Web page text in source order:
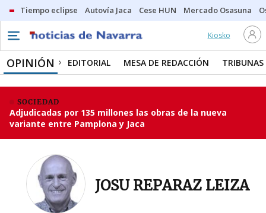
Tiempo eclipse Autovía Jaca Cese HUN Mercado Osasuna
Kiosko
OPINIÓN EDITORIAL MESA DE REDACCIÓN TRIBUNAS
SOCIEDAD
Adjudicadas por 135 millones las obras de la nueva
variante entre Pamplona y Jaca
JOSU REPARAZ LEIZA